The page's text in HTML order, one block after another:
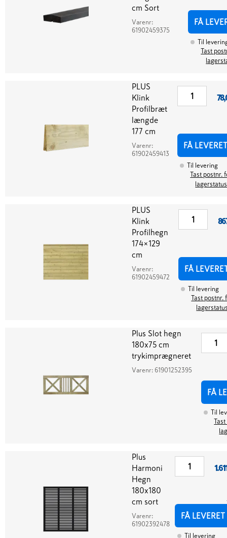
cm Sort
Varenr:
61902459375
FÅ
Til
Tast
PLUS
Klink
Profilbræt
længde
177 cm
Varenr:
61902459413
FÅ LEVERET
Til levering
Tast postnr.
lagerstatus
PLUS
Klink
Profilhegn
174×129
cm
Varenr:
61902459472
FÅ
Til levering
Tast postnr.
Plus Slot hegn
180x75 cm
trykimprægneret
Varenr: 61901252395
FÅ
Til
Plus
Harmoni
Hegn
180x180
cm sort
Varenr:
61902392478
FÅ LEVERET
Til levering